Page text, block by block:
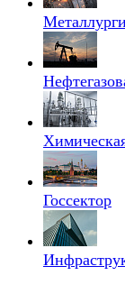
Госсектор